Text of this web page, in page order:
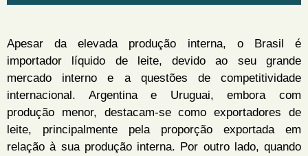
Apesar da elevada produção interna, o Brasil é
importador líquido de leite, devido ao seu grande
mercado interno e a questões de competitividade
internacional. Argentina e Uruguai, embora com
produção menor, destacam-se como exportadores de
leite, principalmente pela proporção exportada em
relação à sua produção interna. Por outro lado, quando